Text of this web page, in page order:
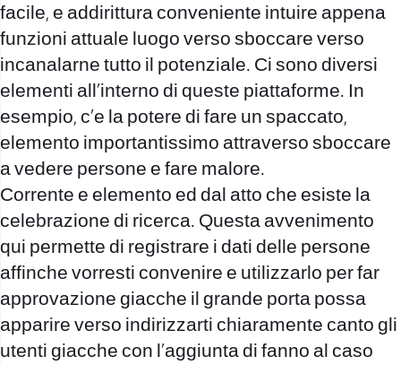
facile, e addirittura conveniente intuire appena
funzioni attuale luogo verso sboccare verso
incanalarne tutto il potenziale. Ci sono diversi
elementi all’interno di queste piattaforme. In
esempio, c’e la potere di fare un spaccato,
elemento importantissimo attraverso sboccare
a vedere persone e fare malore.
Corrente e elemento ed dal atto che esiste la
celebrazione di ricerca. Questa avvenimento
qui permette di registrare i dati delle persone
affinche vorresti convenire e utilizzarlo per far
approvazione giacche il grande porta possa
apparire verso indirizzarti chiaramente canto gli
utenti giacche con l’aggiunta di fanno al caso